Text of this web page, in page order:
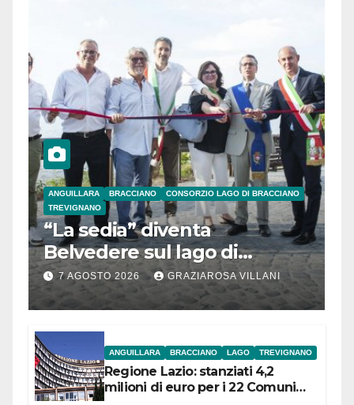
ANGUILLARA BRACCIANO
CONSORZIO LAGO DI BRACCIANO
TREVIGNANO
“La sedia” diventa
Belvedere sul lago di
Bracciano: ieri
l’inaugurazione
7 AGOSTO 2026 GRAZIAROSA VILLANI
ANGUILLARA BRACCIANO LAGO TREVIGNANO
Regione Lazio: stanziati 4,2
milioni di euro per i 22 Comuni